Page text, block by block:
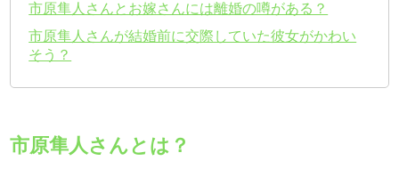
市原隼人さんとお嫁さんには離婚の噂がある？
市原隼人さんが結婚前に交際していた彼女がかわい
そう？
市原隼人さんとは？